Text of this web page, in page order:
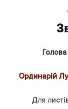
Ординарій
Для